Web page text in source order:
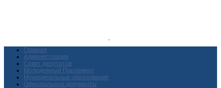
Главная
Администрация
Совет депутатов
Молодежный Парламент
Муниципальные образования
Официальные документы